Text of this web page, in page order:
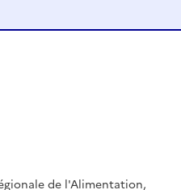
de l'Alimentation,